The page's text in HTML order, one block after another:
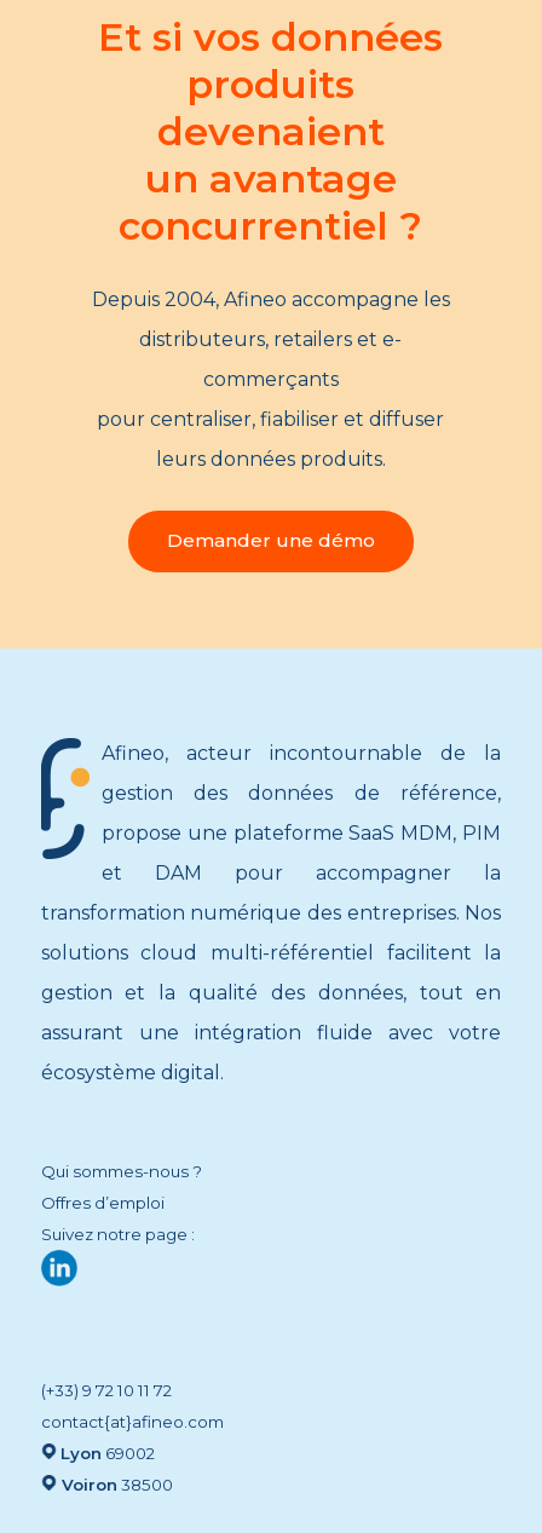
Et si vos données
produits
devenaient
un avantage
concurrentiel ?
Depuis 2004, Afineo accompagne les
distributeurs, retailers et e-
commerçants
pour centraliser, fiabiliser et diffuser
leurs données produits.
Demander une démo
Afineo, acteur incontournable de la
gestion des données de référence,
propose une plateforme SaaS MDM, PIM
et DAM pour accompagner la
transformation numérique des entreprises. Nos
solutions cloud multi-référentiel facilitent la
gestion et la qualité des données, tout en
assurant une intégration fluide avec votre
écosystème digital.
Qui sommes-nous ?
Offres d’emploi
Suivez notre page :
(+33) 9 72 10 11 72
contact{at}afineo.com
Lyon 69002
Voiron 38500